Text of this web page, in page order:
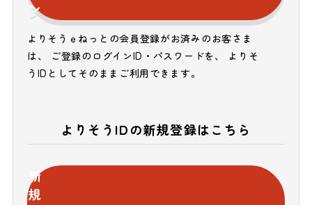
ン
よりそうｅねっとの会員登録がお済みのお客さま
は、 ご登録のログインID・パスワードを、 よりそ
うIDとしてそのままご利用できます。
よりそうIDの新規登録はこちら
新
規